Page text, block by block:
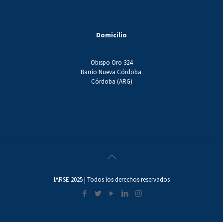
Domicilio
Obispo Oro 324
Barrio Nueva Córdoba.
Córdoba (ARG)
IARSE 2025 | Todos los derechos reservados